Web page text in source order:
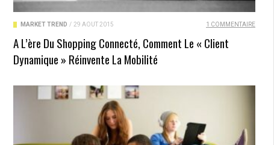
MARKET TREND / 29 AOÛT 2015 1 COMMENTAIRE
A L’ère Du Shopping Connecté, Comment Le « Client
Dynamique » Réinvente La Mobilité